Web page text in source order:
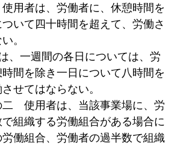
使用者は、労働者に、休憩時間を
いて四十時間を超えて、労働さ
。
、一週間の各日については、労
間を除き一日について八時間を
せてはならない。
二 使用者は、当該事業場に、労
組織する労働組合がある場合に
働組合、労働者の過半数で組織